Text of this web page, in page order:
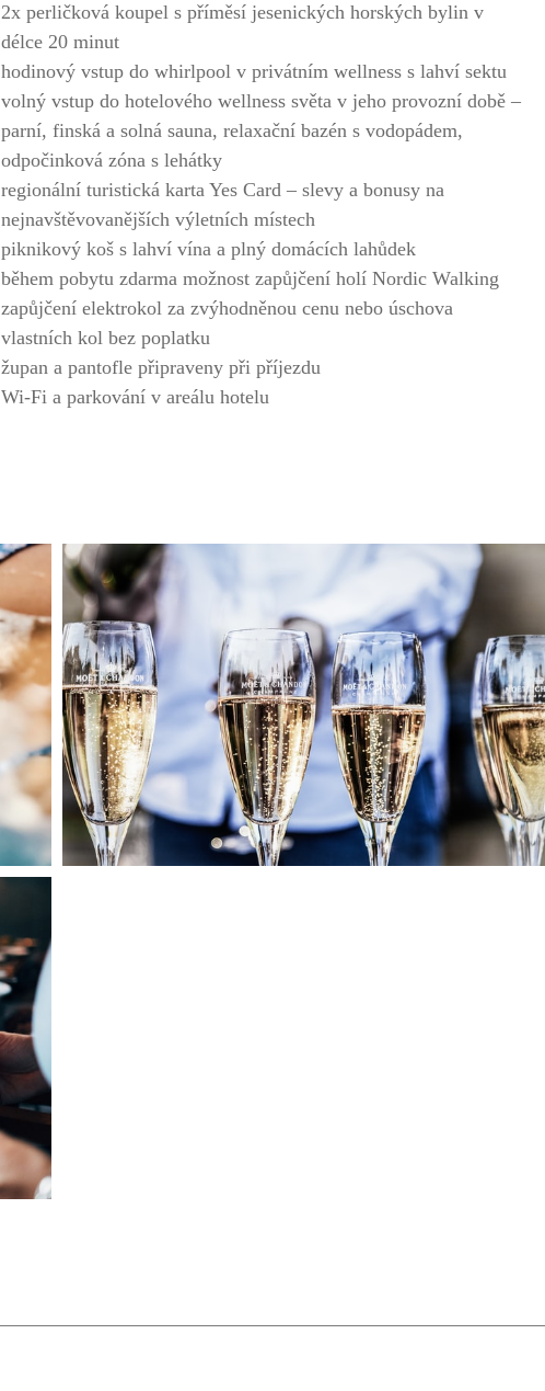
2x perličková koupel s příměsí jesenických horských bylin v
délce 20 minut
hodinový vstup do whirlpool v privátním wellness s lahví sektu
volný vstup do hotelového wellness světa v jeho provozní době –
parní, finská a solná sauna, relaxační bazén s vodopádem,
odpočinková zóna s lehátky
regionální turistická karta Yes Card – slevy a bonusy na
nejnavštěvovanějších výletních místech
piknikový koš s lahví vína a plný domácích lahůdek
během pobytu zdarma možnost zapůjčení holí Nordic Walking
zapůjčení elektrokol za zvýhodněnou cenu nebo úschova
vlastních kol bez poplatku
župan a pantofle připraveny při příjezdu
Wi-Fi a parkování v areálu hotelu